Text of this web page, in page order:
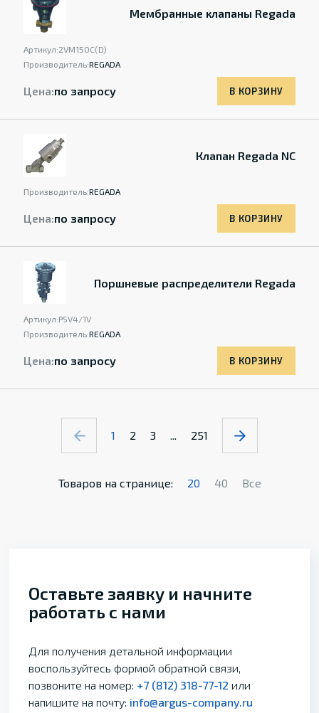
Мембранные клапаны Regada
Артикул:2VM15OC(D)
Производитель:REGADA
Цена:по запросу В КОРЗИНУ
Клапан Regada NC
Производитель:REGADA
Цена:по запросу В КОРЗИНУ
Поршневые распределители Regada
Артикул:PSV4/1V
Производитель:REGADA
Цена:по запросу В КОРЗИНУ
1 2 3 ... 251
Товаров на странице: 20 40 Все
Оставьте заявку и начните
работать с нами
Для получения детальной информации
воспользуйтесь формой обратной связи,
позвоните на номер: +7 (812) 318-77-12 или
напишите на почту: info@argus-company.ru